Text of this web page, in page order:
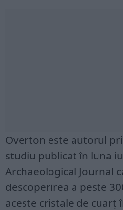
Overton este autorul
studiu publicat în luna
Archaeological Journal
descoperirea a peste
aceste cristale de cuarț